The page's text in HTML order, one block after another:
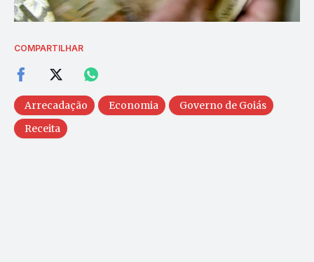
COMPARTILHAR
Arrecadação Economia
Governo de Goiás
Receita